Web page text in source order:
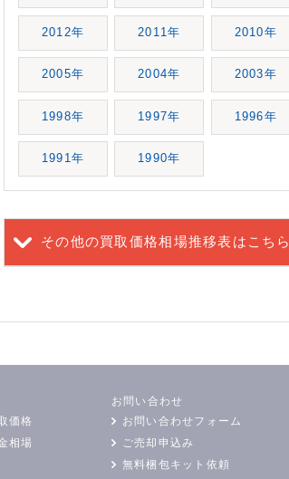
2012年 2011年 2010年
2005年 2004年 2003年
1998年 1997年 1996年
1991年 1990年
その他の買取価格相場推移表はこちら
価格
相場
お問い合わせ
お問い合わせフォーム
ご売却申込み
無料梱包キット依頼